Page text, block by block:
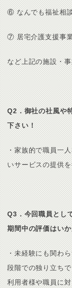
⑥ なんでも福祉相
⑦ 居宅介護支援事
など上記の施設・
Q2．御社の社風や
下さい！
・家族的で職員一
いサービスの提供
Q3．今回職員とし
期間中の評価はい
・未経験にも関わ
段階での独り立ち
利用者様や職員に